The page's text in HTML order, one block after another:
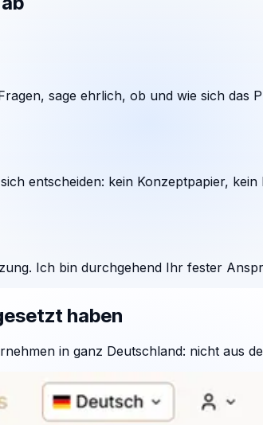
sage ehrlich, ob und wie sich das
entscheiden: kein Konzeptpapier, kein
Ich bin durchgehend Ihr fester
haben
in ganz Deutschland: nicht aus